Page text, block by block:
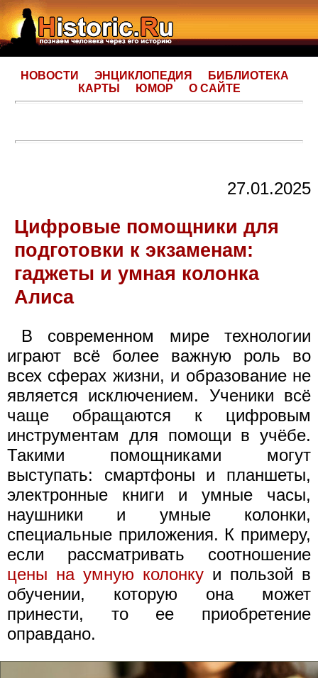
НОВОСТИ ЭНЦИКЛОПЕДИЯ
БИБЛИОТЕКА
КАРТЫ
ЮМОР О САЙТЕ
27.01.2025
Цифровые помощники для
подготовки к экзаменам:
гаджеты и умная колонка
Алиса
В современном мире технологии
играют всё более важную роль во
всех сферах жизни, и образование не
является исключением. Ученики всё
чаще обращаются к цифровым
инструментам для помощи в учёбе.
Такими помощниками могут
выступать: смартфоны и планшеты,
электронные книги и умные часы,
наушники и умные колонки,
специальные приложения. К примеру,
если рассматривать соотношение
цены на умную колонку и пользой в
обучении, которую она может
принести, то ее приобретение
оправдано.